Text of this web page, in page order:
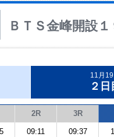
ＢＴＳ金峰開設
11月
２日
2R 3R
09:11 09:37